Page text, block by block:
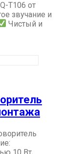
T106 от
звучание и
Чистый и
10 Вт,